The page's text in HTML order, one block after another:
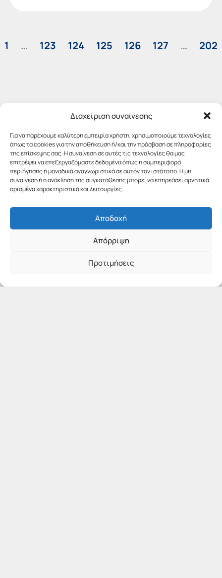
Διαχείριση συναίνεσης
Για να παρέχουμε καλύτερη εμπειρία χρήστη, χρησιμοποιούμε τεχνολογίες
όπως τα cookies για την αποθήκευση ή/και την πρόσβαση σε πληροφορίες
της επίσκεψης σας. Η συναίνεση σε αυτές τις τεχνολογίες θα μας
επιτρέψει να επεξεργαζόμαστε δεδομένα όπως η συμπεριφορά
περιήγησης ή μοναδικά αναγνωριστικά σε αυτόν τον ιστότοπο. Η μη
συναίνεση ή η ανάκληση της συγκατάθεσης μπορεί να επηρεάσει αρνητικά
ορισμένα χαρακτηριστικά και λειτουργίες.
Αποδοχή
Απόρριψη
Προτιμήσεις
1 … 123 124 125 126 127 … 202